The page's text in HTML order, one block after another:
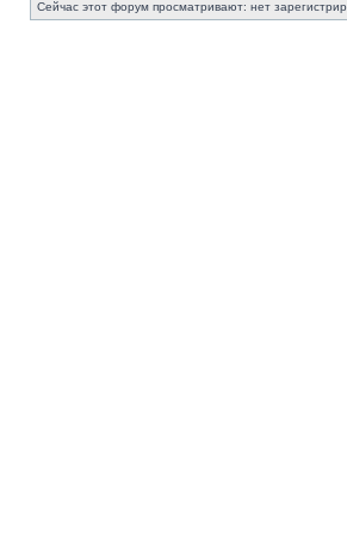
Сейчас этот форум просматривают: нет